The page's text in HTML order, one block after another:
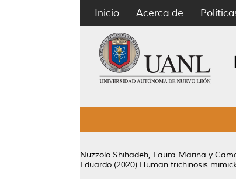
Inicio Acerca de
Nuzzolo Shihadeh, Laura Marina y
Eduardo (2020) Human trichinosis